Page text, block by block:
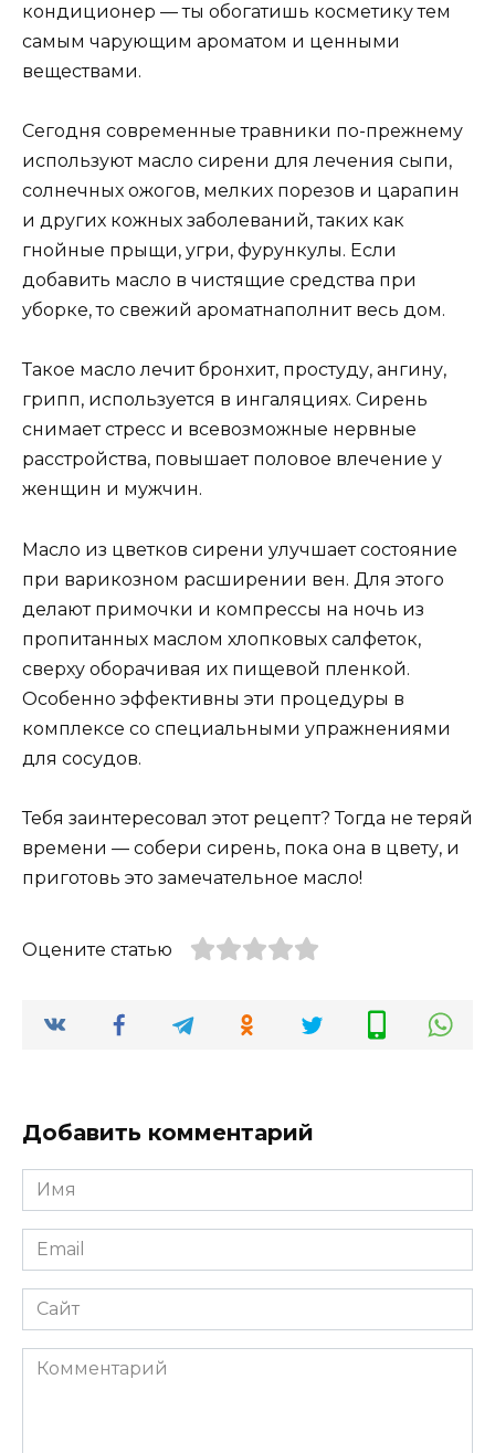
кондиционер — ты обогатишь косметику тем
самым чарующим ароматом и ценными
веществами.
Сегодня современные травники по-прежнему
используют масло сирени для лечения сыпи,
солнечных ожогов, мелких порезов и царапин
и других кожных заболеваний, таких как
гнойные прыщи, угри, фурункулы. Если
добавить масло в чистящие средства при
уборке, то свежий ароматнаполнит весь дом.
Такое масло лечит бронхит, простуду, ангину,
грипп, используется в ингаляциях. Сирень
снимает стресс и всевозможные нервные
расстройства, повышает половое влечение у
женщин и мужчин.
Масло из цветков сирени улучшает состояние
при варикозном расширении вен. Для этого
делают примочки и компрессы на ночь из
пропитанных маслом хлопковых салфеток,
сверху оборачивая их пищевой пленкой.
Особенно эффективны эти процедуры в
комплексе со специальными упражнениями
для сосудов.
Тебя заинтересовал этот рецепт? Тогда не теряй
времени — собери сирень, пока она в цвету, и
приготовь это замечательное масло!
Оцените статью
Добавить комментарий
Имя
*
Email
*
Сайт
Комментарий